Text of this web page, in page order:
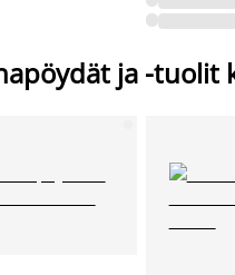
ja -tuolit